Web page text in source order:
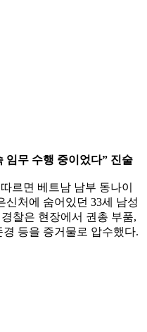
무 수행 중이었다” 진술
르면 베트남 남부 동나이
신처에 숨어있던 33세 남성
찰은 현장에서 권총 부품,
등을 증거물로 압수했다.